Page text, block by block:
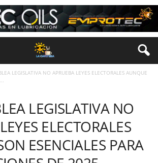
LEGISLATIVA NO APRUEBA LEYES ELECTORALES AUNQUE
LEGISLATIVA NO
ELECTORALES
ESENCIALES PARA